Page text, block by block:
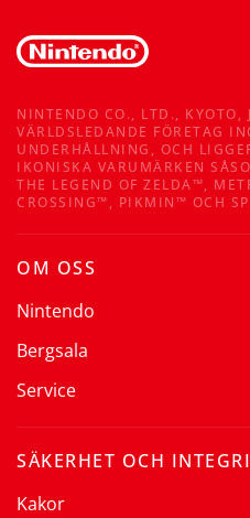
NINTENDO CO., LTD., KYOTO,
VÄRLDSLEDANDE FÖRETAG
UNDERHÅLLNING, OCH
IKONISKA VARUMÄRKEN
THE LEGEND OF ZELDA™,
CROSSING™, PIKMIN™ OCH
OM OSS
Nintendo
Bergsala
Service
SÄKERHET OCH
Kakor